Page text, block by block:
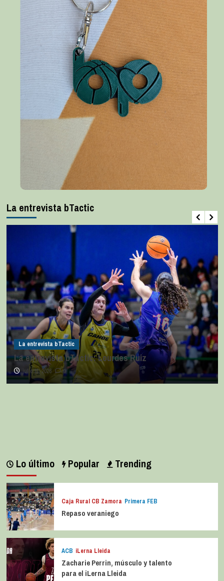
La entrevista bTactic
La entrevista bTactic
La entrevista bTactic: Lourdes Ruiz
julio 11, 2026 0
Lo último Popular Trending
Caja Rural CB Zamora Primera FEB
Repaso veraniego
ACB iLerna Lleida
Zacharie Perrin, músculo y talento
para el iLerna Lleida